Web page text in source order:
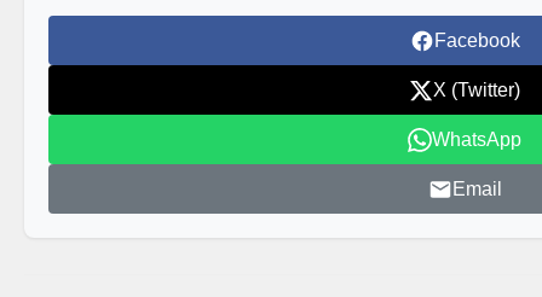
Facebook
X (Twitter)
WhatsApp
Email